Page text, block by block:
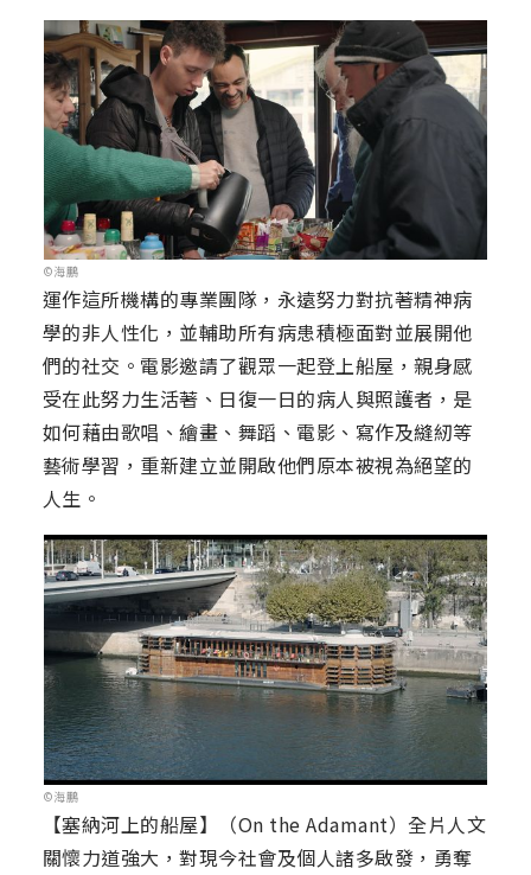
©海鵬
運作這所機構的專業團隊，永遠努力對抗著精神病
學的非人性化，並輔助所有病患積極面對並展開他
們的社交。電影邀請了觀眾一起登上船屋，親身感
受在此努力生活著、日復一日的病人與照護者，是
如何藉由歌唱、繪畫、舞蹈、電影、寫作及縫紉等
藝術學習，重新建立並開啟他們原本被視為絕望的
人生。
©海鵬
【塞納河上的船屋】（On the Adamant）全片人文
關懷力道強大，對現今社會及個人諸多啟發，勇奪